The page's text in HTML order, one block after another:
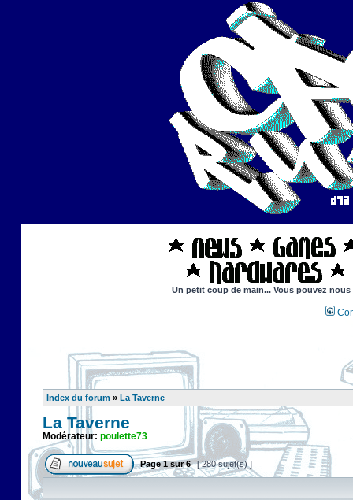
Un petit coup de main... Vous pouvez
Index du forum » La Taverne
La Taverne
Modérateur: poulette73
Page1sur6 [ 280 sujet(s) ]